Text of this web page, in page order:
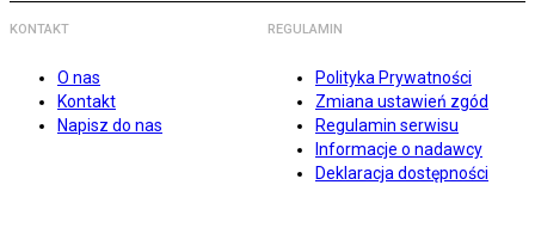
KONTAKT
O nas
Kontakt
Napisz do nas
REGULAMIN
Polityka Prywatności
Zmiana ustawień zgód
Regulamin serwisu
Informacje o nadawcy
Deklaracja dostępności